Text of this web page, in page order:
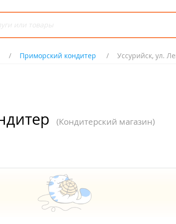
Приморский кондитер Уссурийск, ул.
(Кондитерский магазин)